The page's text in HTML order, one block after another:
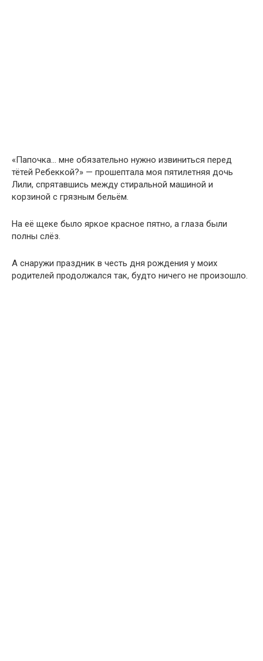
«Папочка… мне обязательно нужно извиниться перед
тётей Ребеккой?» — прошептала моя пятилетняя дочь
Лили, спрятавшись между стиральной машиной и
корзиной с грязным бельём.
На её щеке было яркое красное пятно, а глаза были
полны слёз.
А снаружи праздник в честь дня рождения у моих
родителей продолжался так, будто ничего не произошло.